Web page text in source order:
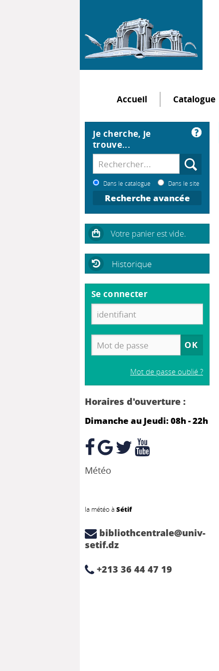
Accueil Catalogue
Je cherche, je
trouve...
Dans le catalogue Dans le site
Recherche avancée
Historique
Se connecter
Mot de passe oublié ?
Horaires d'ouverture :
Dimanche au Jeudi: 08h - 22h
Météo
la météo à Sétif
bibliothcentrale@univ-
setif.dz
+213 36 44 47 19